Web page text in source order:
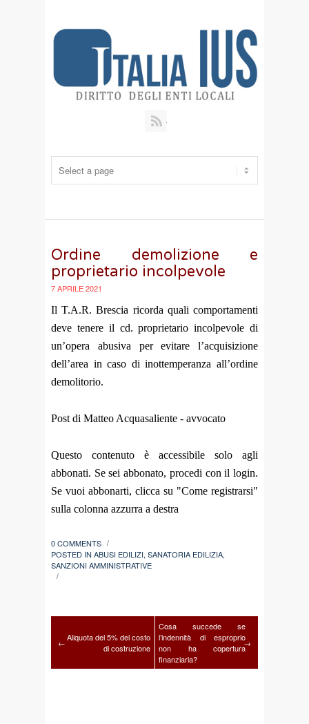
Ordine demolizione e
proprietario incolpevole
7 APRILE 2021
Il T.A.R. Brescia ricorda quali comportamenti
deve tenere il cd. proprietario incolpevole di
un’opera abusiva per evitare l’acquisizione
dell’area in caso di inottemperanza all’ordine
demolitorio.
Post di Matteo Acquasaliente - avvocato
Questo contenuto è accessibile solo agli
abbonati. Se sei abbonato, procedi con il login.
Se vuoi abbonarti, clicca su "Come registrarsi"
sulla colonna azzurra a destra
0 COMMENTS /
POSTED IN ABUSI EDILIZI,SANATORIA EDILIZIA,
SANZIONI AMMINISTRATIVE
/
←Aliquota del 5% del costo
di costruzione
Cosa succede se
l’indennità di esproprio
non ha copertura
finanziaria?
→